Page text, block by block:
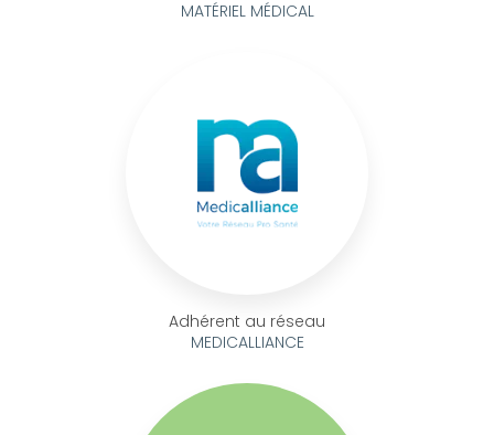
MATÉRIEL MÉDICAL
Adhérent au réseau
MEDICALLIANCE